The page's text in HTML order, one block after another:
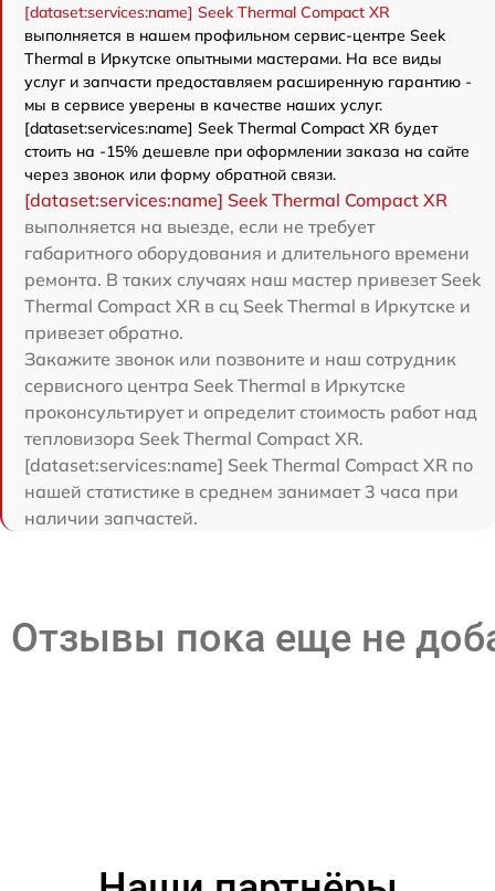
[dataset:services:name] Seek Thermal Compact XR
выполняется в нашем профильном сервис-центре Seek
Thermal в Иркутске опытными мастерами. На все виды
услуг и запчасти предоставляем расширенную гарантию -
мы в сервисе уверены в качестве наших услуг.
[dataset:services:name] Seek Thermal Compact XR будет
стоить на -15% дешевле при оформлении заказа на сайте
через звонок или форму обратной связи.
[dataset:services:name] Seek Thermal Compact XR
выполняется на выезде, если не требует
габаритного оборудования и длительного времени
ремонта. В таких случаях наш мастер привезет Seek
Thermal Compact XR в сц Seek Thermal в Иркутске и
привезет обратно.
Закажите звонок или позвоните и наш сотрудник
сервисного центра Seek Thermal в Иркутске
проконсультирует и определит стоимость работ над
тепловизора Seek Thermal Compact XR.
[dataset:services:name] Seek Thermal Compact XR по
нашей статистике в среднем занимает 3 часа при
наличии запчастей.
Отзывы пока еще не